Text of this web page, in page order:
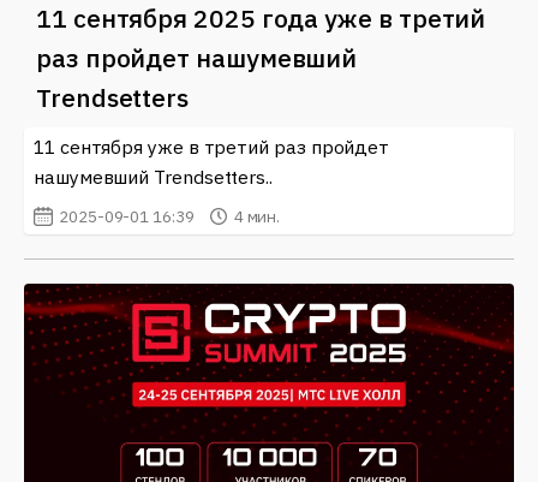
11 сентября 2025 года уже в третий
раз пройдет нашумевший
Trendsetters
11 сентября уже в третий раз пройдет
нашумевший Trendsetters..
2025-09-01 16:39 4 мин.